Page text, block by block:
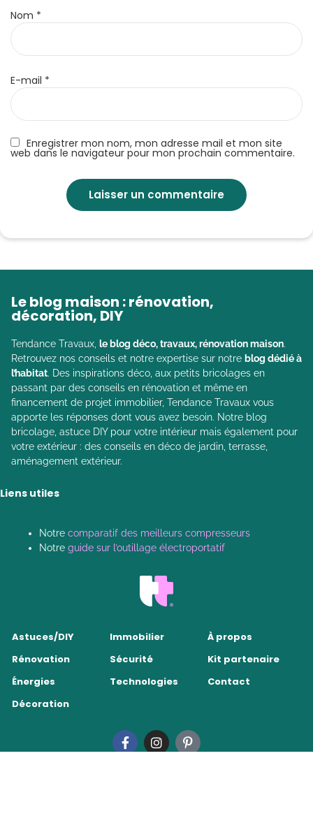
Enregistrer mon nom, mon adresse mail et mon site
web dans le navigateur pour mon prochain commentaire.
Nom *
E-mail *
Le blog maison : rénovation,
décoration, DIY
Tendance Travaux, le blog déco, travaux, rénovation maison.
Retrouvez nos conseils et notre expertise sur notre blog dédié à
l’habitat. Des inspirations déco, aux petits bricolages en
passant par des conseils en rénovation et même en
financement de projet immobilier, Tendance Travaux vous
apporte les réponses dont vous avez besoin. Notre blog
bricolage, astuce DIY pour votre intérieur mais également pour
votre extérieur : des conseils en déco de jardin, terrasse,
aménagement extérieur.
Liens utiles
Notre comparatif des meilleurs compresseurs
Notre guide sur l’outillage électroportatif
Astuces/DIY
Rénovation
Énergies
Décoration
Immobilier
Sécurité
Technologies
À propos
Kit partenaire
Contact